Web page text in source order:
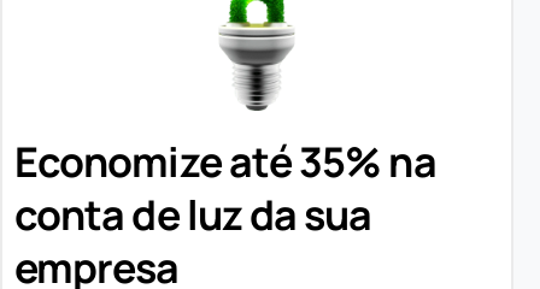
Economize até 35% na
conta de luz da sua
empresa